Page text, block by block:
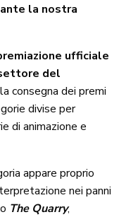
la nostra
ufficiale
del
consegna dei premi
divise per
di animazione e
appare proprio
nei panni
The Quarry,